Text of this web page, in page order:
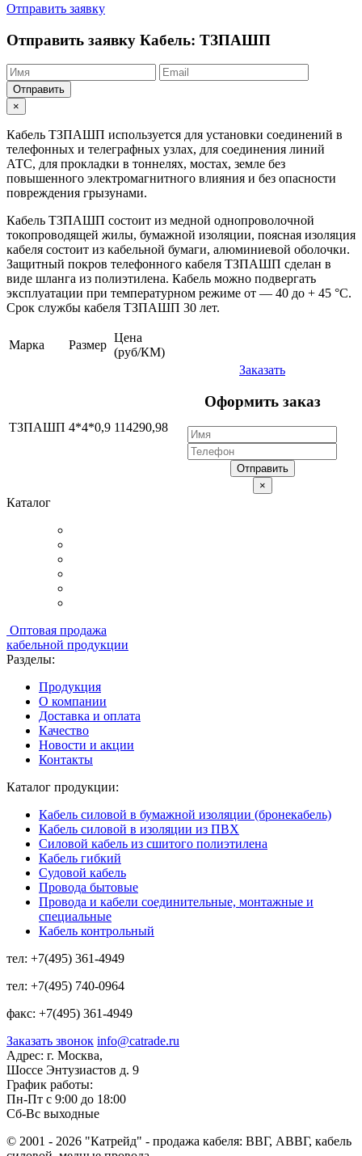
Отправить заявку
Отправить заявку Кабель: ТЗПАШП
Отправить
×
Кабель ТЗПАШП используется для установки соединений в
телефонных и телеграфных узлах, для соединения линий
АТС, для прокладки в тоннелях, мостах, земле без
повышенного электромагнитного влияния и без опасности
повреждения грызунами.
Кабель ТЗПАШП состоит из медной однопроволочной
токопроводящей жилы, бумажной изоляции, поясная изоляция
кабеля состоит из кабельной бумаги, алюминиевой оболочки.
Защитный покров телефонного кабеля ТЗПАШП сделан в
виде шланга из полиэтилена. Кабель можно подвергать
эксплуатации при температурном режиме от — 40 до + 45 °С.
Срок службы кабеля ТЗПАШП 30 лет.
Марка Размер
Цена
(руб/КМ)
ТЗПАШП 4*4*0,9 114290,98
Заказать
Оформить заказ
Отправить
×
Каталог
Оптовая продажа
кабельной продукции
Разделы:
Продукция
О компании
Доставка и оплата
Качество
Новости и акции
Контакты
Каталог продукции:
Кабель силовой в бумажной изоляции (бронекабель)
Кабель силовой в изоляции из ПВХ
Силовой кабель из сшитого полиэтилена
Кабель гибкий
Судовой кабель
Провода бытовые
Провода и кабели соединительные, монтажные и
специальные
Кабель контрольный
тел: +7(495) 361-4949
тел: +7(495) 740-0964
факс: +7(495) 361-4949
Заказать звонок info@catrade.ru
Адрес: г. Москва,
Шоссе Энтузиастов д. 9
График работы:
Пн-Пт с 9:00 до 18:00
Сб-Вс выходные
© 2001 - 2026 "Катрейд" - продажа кабеля: ВВГ, АВВГ, кабель